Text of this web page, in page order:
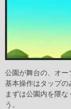
公園が舞台の、オー
基本操作はタップの
まずは公園内を隈
う。